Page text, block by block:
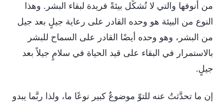
من أنوفها والتي لا تُشكِّل بيئةً فريدة لبقاء البشر. وهذا
النوع من البيئة هو وحده القادر على رعاية جيلٍ بعد جيل
من البشر، وهو وحده أيضًا القادر على السماح للبشر
بالاستمرار في البقاء على قيد الحياة في سلامٍ جيلاً بعد
جيلٍ.
إن ما تحدَّثتُ عنه للتوّ موضوعٌ كبير نوعًا ما، ولذا ربَّما يبدو